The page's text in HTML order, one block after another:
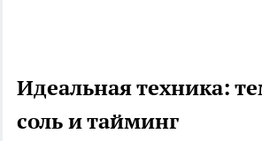
Идеальная техника:
соль и тайминг